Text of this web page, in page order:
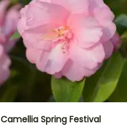
Camellia Spring Festival